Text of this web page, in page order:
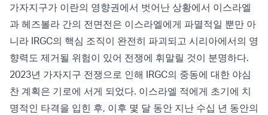
가자지구가 이란의 영향권에서 벗어난 상황에서 이스라엘
과 헤즈볼라 간의 전면전은 이스라엘에게 파멸적일 뿐만 아
니라 IRGC의 핵심 조직이 완전히 파괴되고 시리아에서의 영
향력도 제거될 위험이 있어 전쟁에 휘말릴 것이 분명하다.
2023년 가자지구 전쟁으로 인해 IRGC의 중동에 대한 야심
찬 계획은 기로에 서게 되었다. 이스라엘 적에게 초기에 치
명적인 타격을 입힌 후, 이후 몇 달 동안 지난 수십 년 동안의